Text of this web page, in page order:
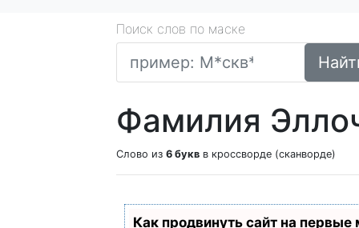
Поиск слов по маске
Фамилия
Слово из 6 букв в кроссворде (сканворде)
Как продвинуть сайт на первые